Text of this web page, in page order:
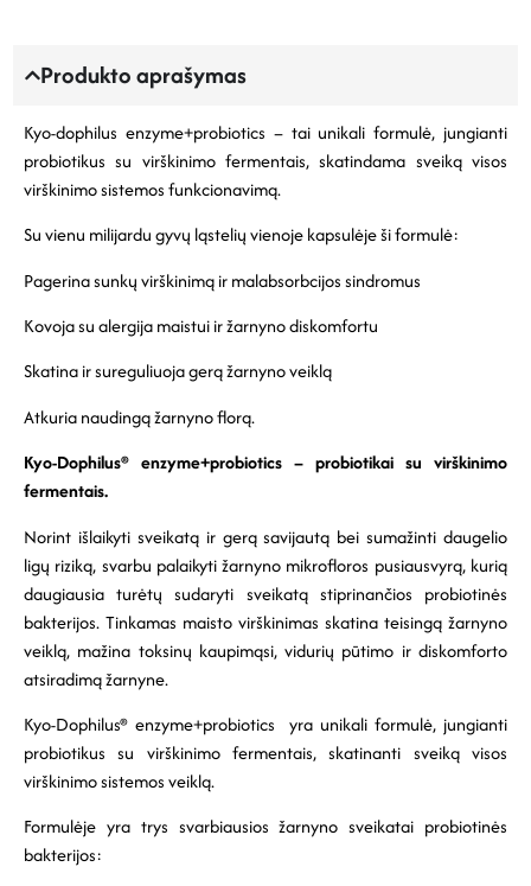
Produkto aprašymas
Kyo-dophilus enzyme+probiotics – tai unikali formulė, jungianti
probiotikus su virškinimo fermentais, skatindama sveiką visos
virškinimo sistemos funkcionavimą.
Su vienu milijardu gyvų ląstelių vienoje kapsulėje ši formulė:
Pagerina sunkų virškinimą ir malabsorbcijos sindromus
Kovoja su alergija maistui ir žarnyno diskomfortu
Skatina ir sureguliuoja gerą žarnyno veiklą
Atkuria naudingą žarnyno florą.
Kyo-Dophilus® enzyme+probiotics – probiotikai su virškinimo
fermentais.
Norint išlaikyti sveikatą ir gerą savijautą bei sumažinti daugelio
ligų riziką, svarbu palaikyti žarnyno mikrofloros pusiausvyrą, kurią
daugiausia turėtų sudaryti sveikatą stiprinančios probiotinės
bakterijos. Tinkamas maisto virškinimas skatina teisingą žarnyno
veiklą, mažina toksinų kaupimąsi, vidurių pūtimo ir diskomforto
atsiradimą žarnyne.
Kyo-Dophilus® enzyme+probiotics yra unikali formulė, jungianti
probiotikus su virškinimo fermentais, skatinanti sveiką visos
virškinimo sistemos veiklą.
Formulėje yra trys svarbiausios žarnyno sveikatai probiotinės
bakterijos: